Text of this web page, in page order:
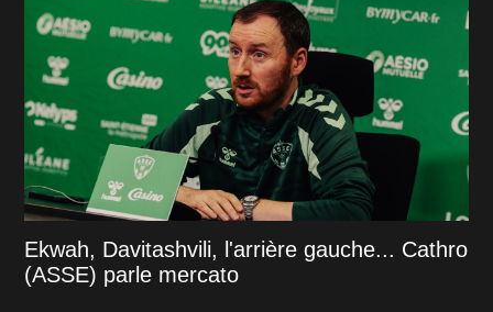
Ekwah, Davitashvili, l'arrière gauche... Cathro
(ASSE) parle mercato